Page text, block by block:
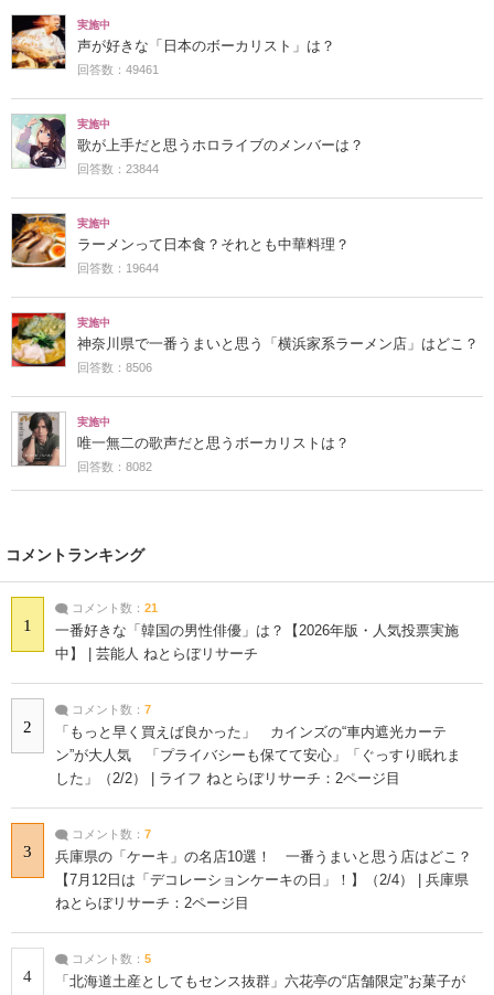
実施中
声が好きな「日本のボーカリスト」は？
回答数：49461
実施中
歌が上手だと思うホロライブのメンバーは？
回答数：23844
実施中
ラーメンって日本食？それとも中華料理？
回答数：19644
実施中
神奈川県で一番うまいと思う「横浜家系ラーメン店」はどこ？
回答数：8506
実施中
唯一無二の歌声だと思うボーカリストは？
回答数：8082
コメントランキング
1
コメント数： 21
一番好きな「韓国の男性俳優」は？【2026年版・人気投票実施
中】 | 芸能人 ねとらぼリサーチ
2
コメント数： 7
「もっと早く買えば良かった」 カインズの“車内遮光カーテ
ン”が大人気 「プライバシーも保てて安心」「ぐっすり眠れま
した」（2/2） | ライフ ねとらぼリサーチ：2ページ目
3
コメント数： 7
兵庫県の「ケーキ」の名店10選！ 一番うまいと思う店はどこ？
【7月12日は「デコレーションケーキの日」！】（2/4） | 兵庫県
ねとらぼリサーチ：2ページ目
4
コメント数： 5
「北海道土産としてもセンス抜群」六花亭の“店舗限定”お菓子が